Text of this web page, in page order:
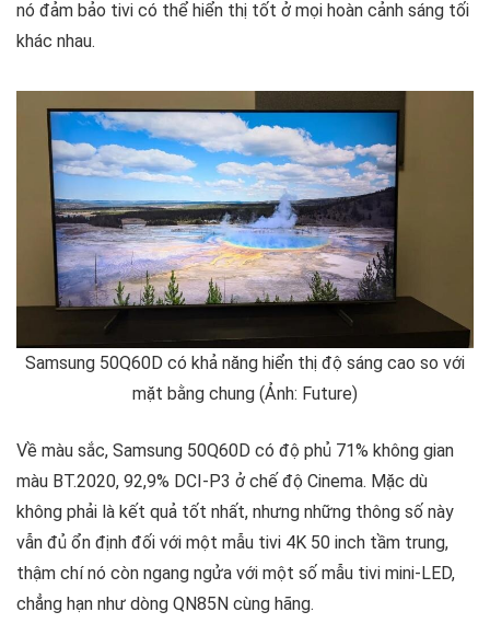
nó đảm bảo tivi có thể hiển thị tốt ở mọi hoàn cảnh sáng tối
khác nhau.
Samsung 50Q60D có khả năng hiển thị độ sáng cao so với
mặt bằng chung (Ảnh: Future)
Về màu sắc, Samsung 50Q60D có độ phủ 71% không gian
màu BT.2020, 92,9% DCI-P3 ở chế độ Cinema. Mặc dù
không phải là kết quả tốt nhất, nhưng những thông số này
vẫn đủ ổn định đối với một mẫu tivi 4K 50 inch tầm trung,
thậm chí nó còn ngang ngửa với một số mẫu tivi mini-LED,
chẳng hạn như dòng QN85N cùng hãng.